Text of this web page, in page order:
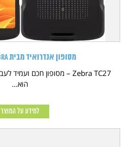
מסופון אנדרואיד מבית Zebra דגם TC27
הוא...
למידע על המוצר